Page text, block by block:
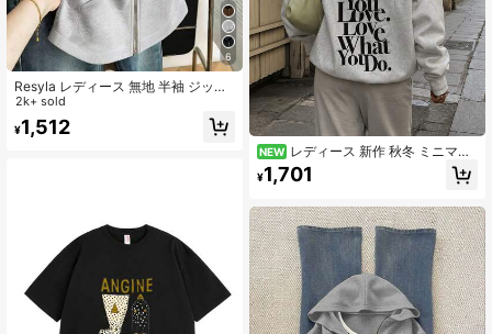
6
Resyla レディース 無地 半袖 ジップ
アップ ドローストリング スウェット
シャツ
2k+ sold
¥1,512
NEW レディース 新作 秋冬 ミニマル
レタープリント カジュアル ファッシ
ョン 万能 フード付き フリース スウ
¥1,701